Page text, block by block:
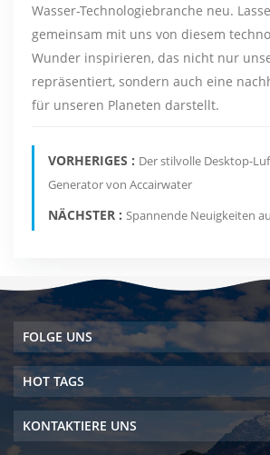
Wasser-Technologiebranche neu.
gemeinsam mit uns von diesem
Wunder inspirieren, das nicht nur
repräsentiert, sondern auch eine
für unseren Planeten darstellt.
VORHERIGES : Der stilvolle Desktop-
Generator von Accairwater
NÄCHSTER : Spannende Neuigkeiten
FOLGE UNS
HOT TAGS
KONTAKTIERE UNS